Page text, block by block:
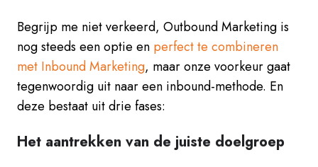
Begrijp me niet verkeerd, Outbound Marketing is
nog steeds een optie en perfect te combineren
met Inbound Marketing, maar onze voorkeur gaat
tegenwoordig uit naar een inbound-methode. En
deze bestaat uit drie fases:
Het aantrekken van de juiste doelgroep